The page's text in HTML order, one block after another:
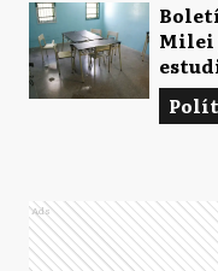
Milei
Ads